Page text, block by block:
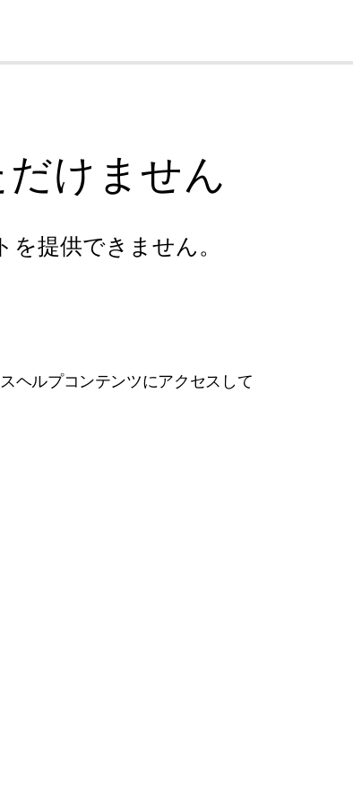
けません
提供できません。
ヘルプコンテンツにアクセスして